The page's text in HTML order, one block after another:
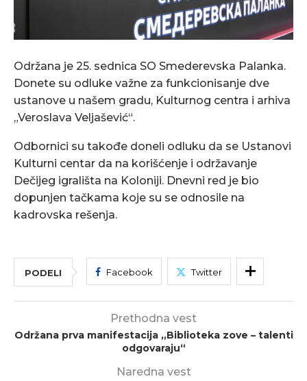
Održana je 25. sednica SO Smederevska Palanka.
Donete su odluke važne za funkcionisanje dve
ustanove u našem gradu, Kulturnog centra i arhiva
„Veroslava Veljašević“.
Odbornici su takođe doneli odluku da se Ustanovi
Kulturni centar da na korišćenje i održavanje
Dečijeg igrališta na Koloniji. Dnevni red je bio
dopunjen tačkama koje su se odnosile na
kadrovska rešenja.
PODELI Facebook Twitter
Prethodna vest
Održana prva manifestacija „Biblioteka zove – talenti
odgovaraju“
Naredna vest